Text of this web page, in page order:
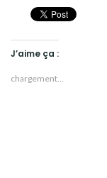
J’aime ça :
chargement…